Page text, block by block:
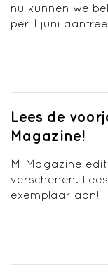
nu kunnen we
per 1 juni
Lees de
Magazine!
M-Magazine
verschenen.
exemplaar aan!